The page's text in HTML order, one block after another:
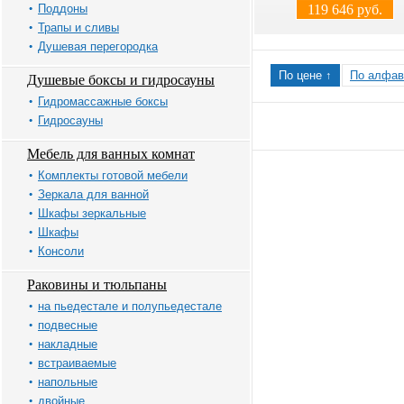
Поддоны
Трапы и сливы
Душевая перегородка
Душевые боксы и гидросауны
Гидромассажные боксы
Гидросауны
Мебель для ванных комнат
Комплекты готовой мебели
Зеркала для ванной
Шкафы зеркальные
Шкафы
Консоли
Раковины и тюльпаны
на пьедестале и полупьедестале
подвесные
накладные
встраиваемые
напольные
двойные
119 646 руб.
По цене ↑ По